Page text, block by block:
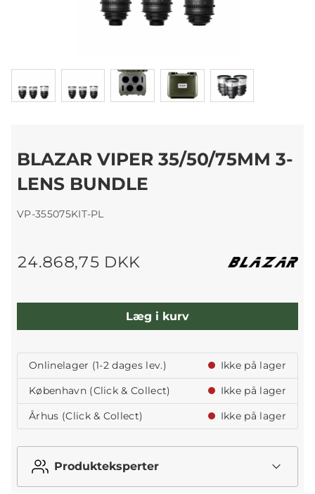
BLAZAR VIPER 35/50/75MM 3-
LENS BUNDLE
VP-355075KIT-PL
24.868,75 DKK
Læg i kurv
Onlinelager (1-2 dages lev.)
Ikke på lager
København (Click & Collect)
Ikke på lager
Århus (Click & Collect)
Ikke på lager
Produkteksperter